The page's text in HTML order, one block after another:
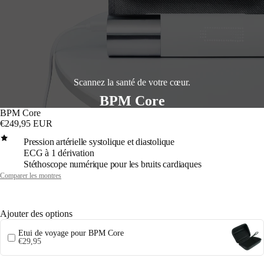
Scannez la santé de votre cœur.
BPM Core
BPM Core
€249,95 EUR
Pression artérielle systolique et diastolique
ECG à 1 dérivation
Stéthoscope numérique pour les bruits cardiaques
Comparer les montres
Ajouter des options
Étui de voyage pour BPM Core
€29,95